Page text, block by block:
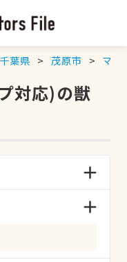
千葉県 茂原市 マイ
対応)の獣